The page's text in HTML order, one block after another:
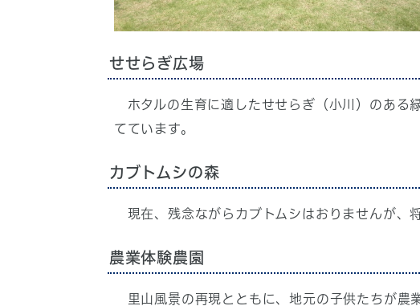
せせらぎ広場
ホタルの生育に適したせせらぎ（小川）のある
てています。
カブトムシの森
現在、残念ながらカブトムシはおりませんが、
農業体験農園
里山風景の再現とともに、地元の子供たちが農